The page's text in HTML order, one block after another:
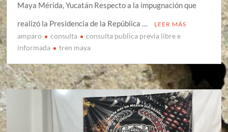
Maya Mérida, Yucatán Respecto a la impugnación que
realizó la Presidencia de la República …
LEER MÁS
amparo consulta
consulta publica previa libre e
informada
tren maya